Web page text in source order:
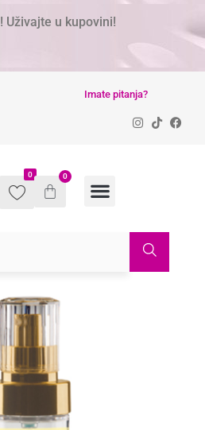
Uživajte u kupovini!
Imate pitanja?
0 0